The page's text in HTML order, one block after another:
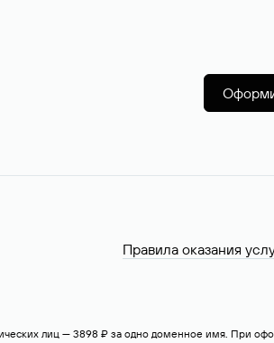
Правила оказания
лиц — 3898 ₽ за одно доменное имя. При